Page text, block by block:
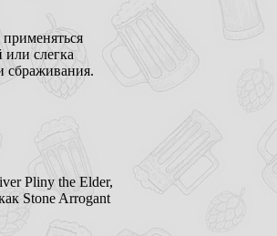
слегка
сбраживания.
Pliny the Elder,
Stone Arrogant